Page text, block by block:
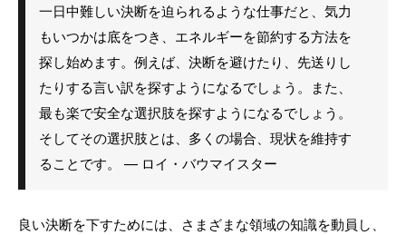
一日中難しい決断を迫られるような仕事だと、気力
もいつかは底をつき、エネルギーを節約する方法を
探し始めます。例えば、決断を避けたり、先送りし
たりする言い訳を探すようになるでしょう。また、
最も楽で安全な選択肢を探すようになるでしょう。
そしてその選択肢とは、多くの場合、現状を維持す
ることです。 — ロイ・バウマイスター
良い決断を下すためには、さまざまな領域の知識を動員し、